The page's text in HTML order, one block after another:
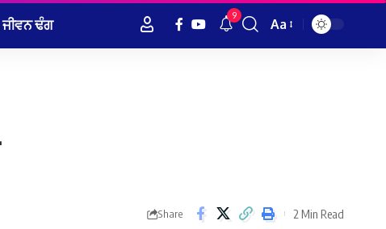
ਜੀਵਨ ਢੰਗ 9
Font
Aa
Share 2 Min Read